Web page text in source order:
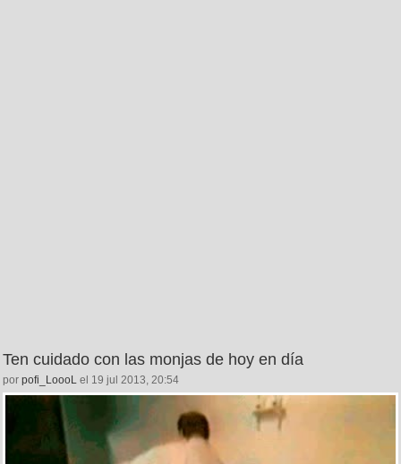
Ten cuidado con las monjas de hoy en día
por pofi_LoooL el 19 jul 2013, 20:54